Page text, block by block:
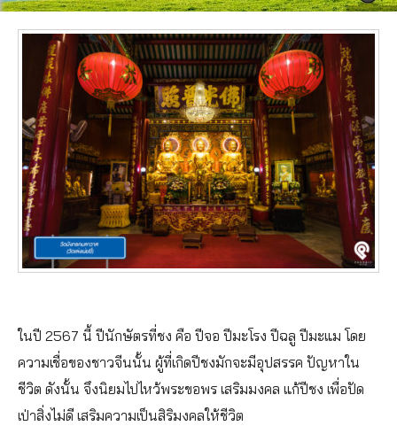
ในปี 2567 นี้ ปีนักษัตรที่ชง คือ ปีจอ ปีมะโรง ปีฉลู ปีมะแม โดย
ความเชื่อของชาวจีนนั้น ผู้ที่เกิดปีชงมักจะมีอุปสรรค ปัญหาใน
ชีวิต ดังนั้น จึงนิยมไปไหว้พระขอพร เสริมมงคล แก้ปีชง เพื่อปัด
เป่าสิ่งไม่ดี เสริมความเป็นสิริมงคลให้ชีวิต